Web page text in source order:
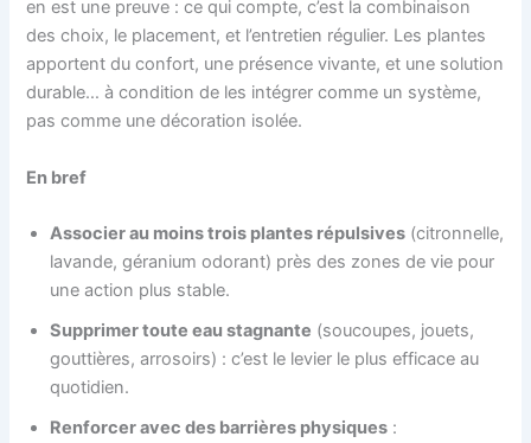
en est une preuve : ce qui compte, c’est la combinaison
des choix, le placement, et l’entretien régulier. Les plantes
apportent du confort, une présence vivante, et une solution
durable… à condition de les intégrer comme un système,
pas comme une décoration isolée.
En bref
Associer au moins trois plantes répulsives (citronnelle,
lavande, géranium odorant) près des zones de vie pour
une action plus stable.
Supprimer toute eau stagnante (soucoupes, jouets,
gouttières, arrosoirs) : c’est le levier le plus efficace au
quotidien.
Renforcer avec des barrières physiques :